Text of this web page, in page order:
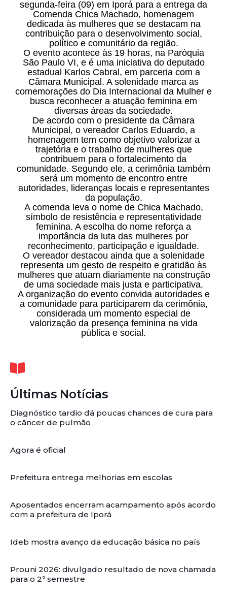
segunda-feira (09) em Iporá para a entrega da
Comenda Chica Machado, homenagem
dedicada às mulheres que se destacam na
contribuição para o desenvolvimento social,
político e comunitário da região.
O evento acontece às 19 horas, na Paróquia
São Paulo VI, e é uma iniciativa do deputado
estadual Karlos Cabral, em parceria com a
Câmara Municipal. A solenidade marca as
comemorações do Dia Internacional da Mulher e
busca reconhecer a atuação feminina em
diversas áreas da sociedade.
De acordo com o presidente da Câmara
Municipal, o vereador Carlos Eduardo, a
homenagem tem como objetivo valorizar a
trajetória e o trabalho de mulheres que
contribuem para o fortalecimento da
comunidade. Segundo ele, a cerimônia também
será um momento de encontro entre
autoridades, lideranças locais e representantes
da população.
A comenda leva o nome de Chica Machado,
símbolo de resistência e representatividade
feminina. A escolha do nome reforça a
importância da luta das mulheres por
reconhecimento, participação e igualdade.
O vereador destacou ainda que a solenidade
representa um gesto de respeito e gratidão às
mulheres que atuam diariamente na construção
de uma sociedade mais justa e participativa.
A organização do evento convida autoridades e
a comunidade para participarem da cerimônia,
considerada um momento especial de
valorização da presença feminina na vida
pública e social.
Últimas Notícias
Diagnóstico tardio dá poucas chances de cura para
o câncer de pulmão
Agora é oficial
Prefeitura entrega melhorias em escolas
Aposentados encerram acampamento após acordo
com a prefeitura de Iporá
Ideb mostra avanço da educação básica no país
Prouni 2026: divulgado resultado de nova chamada
para o 2º semestre